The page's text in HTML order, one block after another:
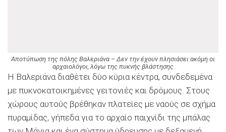
Αποτύπωση της πόλης Βαλεριάνα – Δεν την έχουν πλησιάσει ακόμη οι
αρχαιολόγοι, λόγω της πυκνής βλάστησης
Η Βαλεριάνα διαθέτει δύο κύρια κέντρα, συνδεδεμένα
με πυκνοκατοικημένες γειτονιές και δρόμους. Στους
χώρους αυτούς βρέθηκαν πλατείες με ναούς σε σχήμα
πυραμίδας, γήπεδα για το αρχαίο παιχνίδι της μπάλας